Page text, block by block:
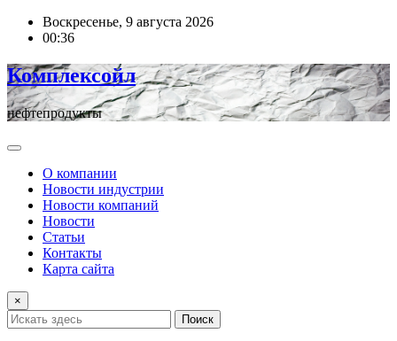
ПерейтиВоскресенье, 9 августа 2026
00:36
Комплексойл
нефтепродукты
О компании
Новости индустрии
Новости компаний
Новости
Статьи
Контакты
Карта сайта
×
Поиск